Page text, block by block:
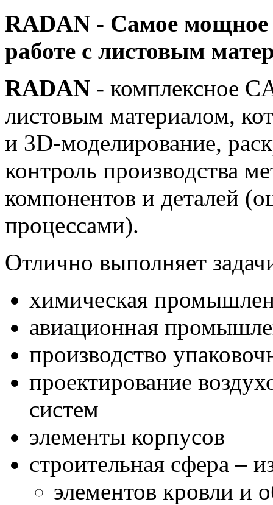
RADAN - Cамое
работе с листовым
RADAN - комплексное
листовым материалом,
и 3D-моделирование,
контроль производства
компонентов и деталей
процессами).
Отлично выполняет
химическая
авиационная
производство
проектирование
систем
элементы корпусов
строительная сфера –
элементов кровли и